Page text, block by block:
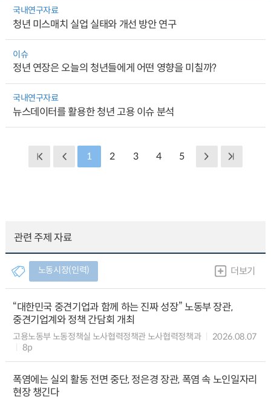
국내연구자료
청년 미스매치 실업 실태와 개선 방안 연구
이슈
정년 연장은 오늘의 청년들에게 어떤 영향을 미칠까?
국내연구자료
뉴스데이터를 활용한 청년 고용 이슈 분석
1 2 3 4 5
관련 주제 자료
노동시장(인력) 더보기
“대한민국 중견기업과 함께 하는 진짜 성장” 노동부 장관,
중견기업계와 정책 간담회 개최
고용노동부 노동정책실 노사협력정책관 노사협력정책과
2026.08.07
8p
폭염에는 실외 활동 전면 중단, 정은경 장관, 폭염 속 노인일자리
현장 챙긴다